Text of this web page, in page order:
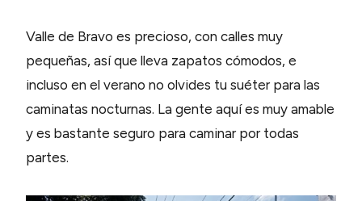
Valle de Bravo es precioso, con calles muy
pequeñas, así que lleva zapatos cómodos, e
incluso en el verano no olvides tu suéter para las
caminatas nocturnas. La gente aquí es muy amable
y es bastante seguro para caminar por todas
partes.